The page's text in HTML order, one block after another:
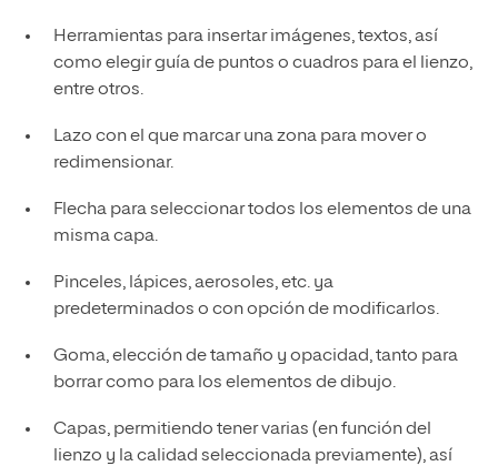
Herramientas para insertar imágenes, textos, así
como elegir guía de puntos o cuadros para el lienzo,
entre otros.
Lazo con el que marcar una zona para mover o
redimensionar.
Flecha para seleccionar todos los elementos de una
misma capa.
Pinceles, lápices, aerosoles, etc. ya
predeterminados o con opción de modificarlos.
Goma, elección de tamaño y opacidad, tanto para
borrar como para los elementos de dibujo.
Capas, permitiendo tener varias (en función del
lienzo y la calidad seleccionada previamente), así